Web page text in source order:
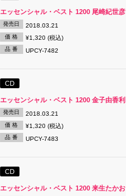
エッセンシャル・ベスト 1200 尾崎紀世彦
発売日 2018.03.21
価 格 ¥1,320 (税込)
品 番 UPCY-7482
CD
エッセンシャル・ベスト 1200 金子由香利
発売日 2018.03.21
価 格 ¥1,320 (税込)
品 番 UPCY-7483
CD
エッセンシャル・ベスト 1200 来生たかお